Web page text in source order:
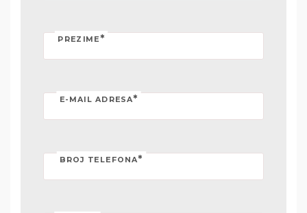
PREZIME *
E-MAIL ADRESA*
BROJ TELEFONA*